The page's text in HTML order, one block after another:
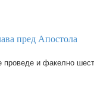
пред Апостола
и факелно